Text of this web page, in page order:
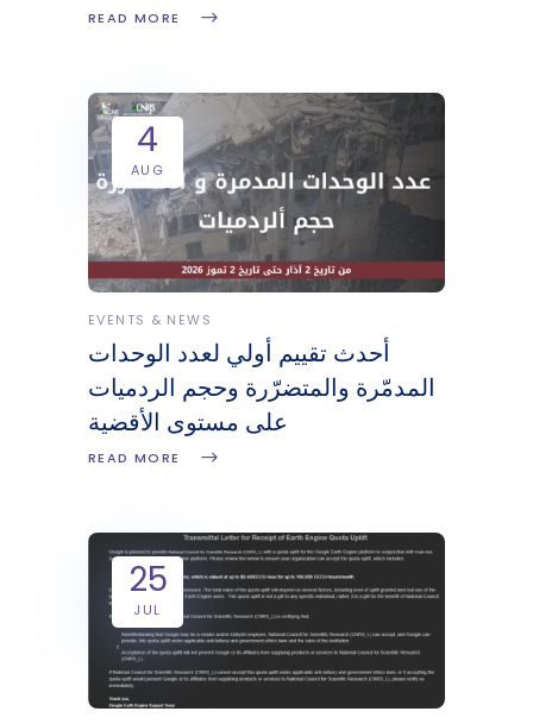
READ MORE
4
AUG
EVENTS & NEWS
أحدث تقييم أولي لعدد الوحدات
المدمّرة والمتضرّرة وحجم الردميات
على مستوى الأقضية
READ MORE
25
JUL